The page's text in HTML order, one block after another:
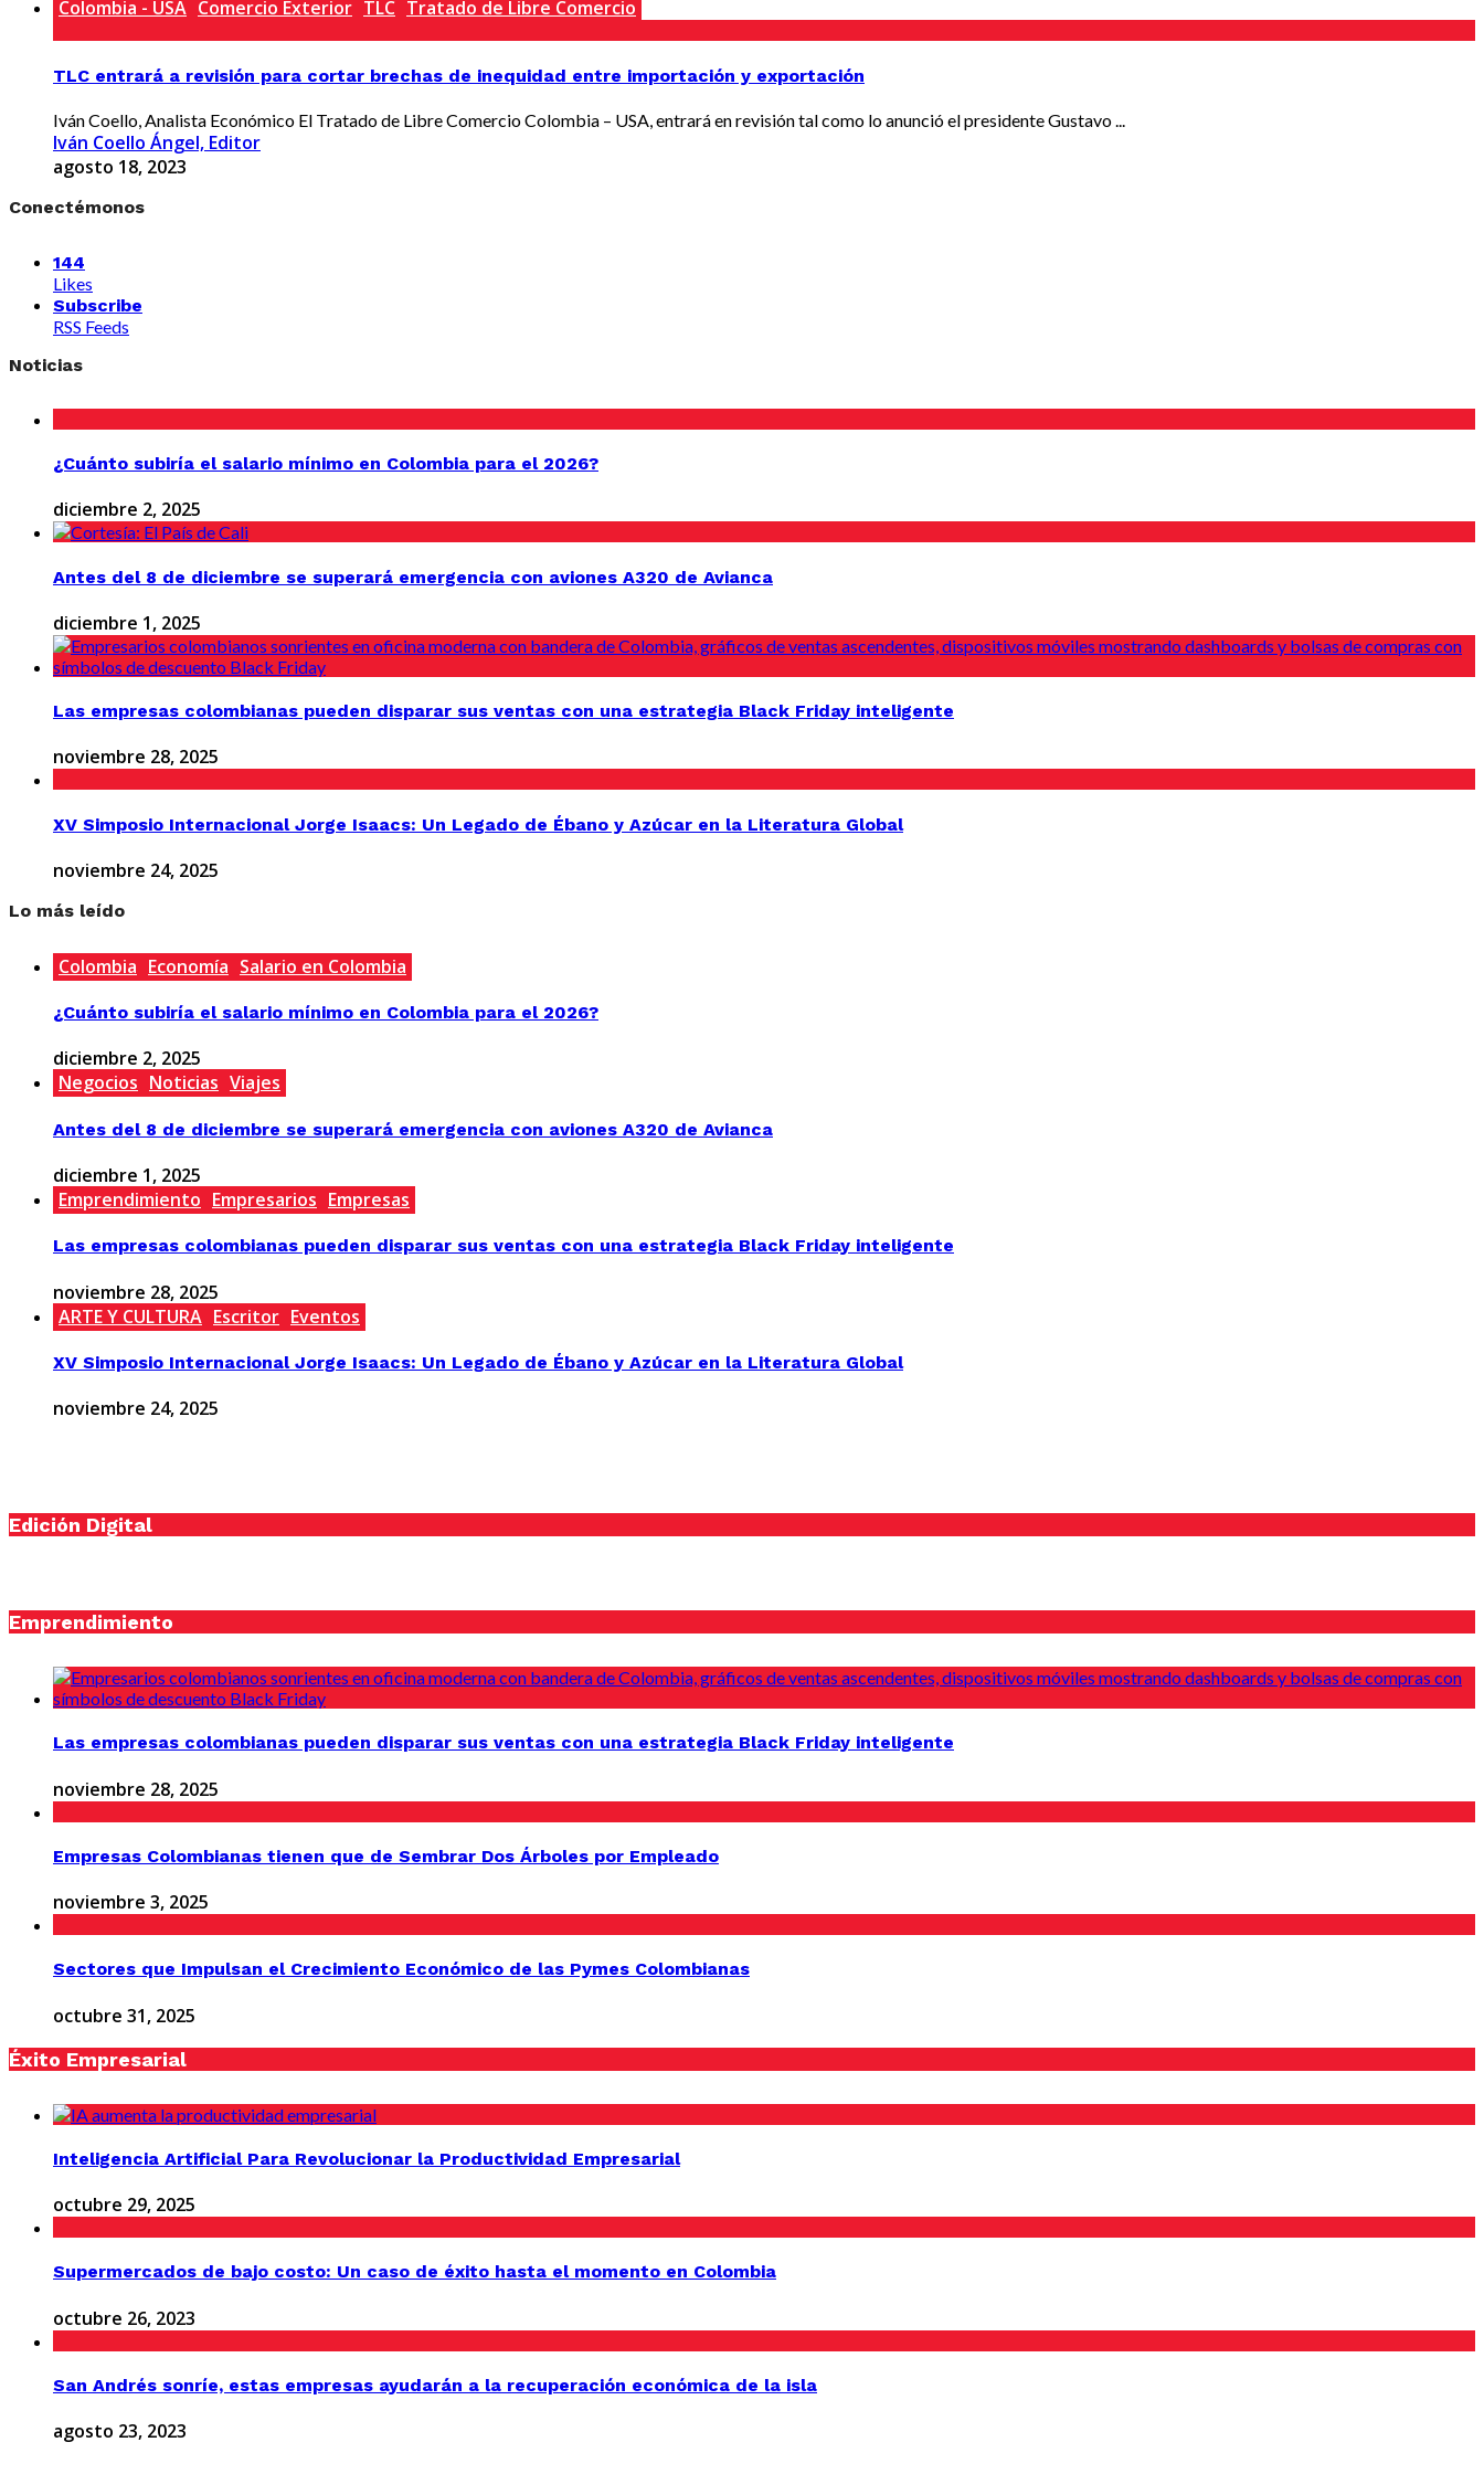
Colombia - USA Comercio Exterior TLC Tratado de Libre Comercio
TLC entrará a revisión para cortar brechas de inequidad entre importación y exportación
Iván Coello, Analista Económico El Tratado de Libre Comercio Colombia – USA, entrará en revisión tal como lo anunció el presidente Gustavo ...
Iván Coello Ángel, Editor
agosto 18, 2023
Conectémonos
144
Likes
Subscribe
RSS Feeds
Noticias
¿Cuánto subiría el salario mínimo en Colombia para el 2026?
diciembre 2, 2025
Antes del 8 de diciembre se superará emergencia con aviones A320 de Avianca
diciembre 1, 2025
Las empresas colombianas pueden disparar sus ventas con una estrategia Black Friday inteligente
noviembre 28, 2025
XV Simposio Internacional Jorge Isaacs: Un Legado de Ébano y Azúcar en la Literatura Global
noviembre 24, 2025
Lo más leído
Colombia Economía Salario en Colombia
¿Cuánto subiría el salario mínimo en Colombia para el 2026?
diciembre 2, 2025
Negocios Noticias Viajes
Antes del 8 de diciembre se superará emergencia con aviones A320 de Avianca
diciembre 1, 2025
Emprendimiento Empresarios Empresas
Las empresas colombianas pueden disparar sus ventas con una estrategia Black Friday inteligente
noviembre 28, 2025
ARTE Y CULTURA Escritor Eventos
XV Simposio Internacional Jorge Isaacs: Un Legado de Ébano y Azúcar en la Literatura Global
noviembre 24, 2025
Edición Digital
Emprendimiento
Las empresas colombianas pueden disparar sus ventas con una estrategia Black Friday inteligente
noviembre 28, 2025
Empresas Colombianas tienen que de Sembrar Dos Árboles por Empleado
noviembre 3, 2025
Sectores que Impulsan el Crecimiento Económico de las Pymes Colombianas
octubre 31, 2025
Éxito Empresarial
Inteligencia Artificial Para Revolucionar la Productividad Empresarial
octubre 29, 2025
Supermercados de bajo costo: Un caso de éxito hasta el momento en Colombia
octubre 26, 2023
San Andrés sonríe, estas empresas ayudarán a la recuperación económica de la isla
agosto 23, 2023